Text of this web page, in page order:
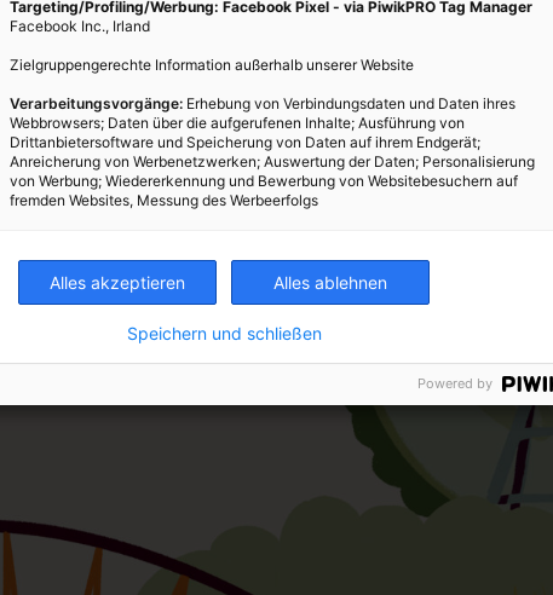
Targeting/Profiling/Werbung: Facebook Pixel - via PiwikPRO Tag Manager
Facebook Inc., Irland
Zielgruppengerechte Information außerhalb unserer Website
Verarbeitungsvorgänge: Erhebung von Verbindungsdaten und Daten ihres
Webbrowsers; Daten über die aufgerufenen Inhalte; Ausführung von
Drittanbietersoftware und Speicherung von Daten auf ihrem Endgerät;
Anreicherung von Werbenetzwerken; Auswertung der Daten; Personalisierung
von Werbung; Wiedererkennung und Bewerbung von Websitebesuchern auf
fremden Websites, Messung des Werbeerfolgs
Alles akzeptieren Alles ablehnen
Speichern und schließen
Powered by